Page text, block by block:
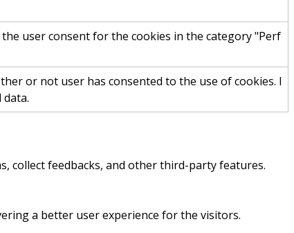
user consent for the cookies in the category "Perf
or not user has consented to the use of cookies. I
collect feedbacks, and other third-party features.
a better user experience for the visitors.